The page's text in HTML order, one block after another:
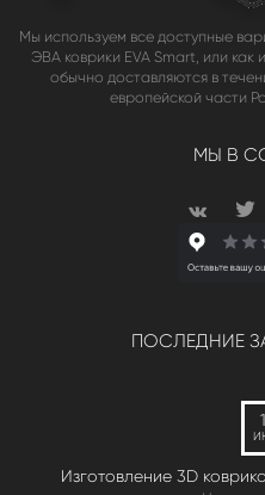
Мы используем все доступные
ЭВА коврики EVA Smart, или
обычно доставляются в
европейской части
МЫ В
ПОСЛЕДНИЕ
Изготовление 3D